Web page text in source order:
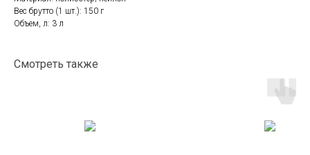
Вес брутто (1 шт.): 150 г
Объем, л: 3 л
Смотреть также